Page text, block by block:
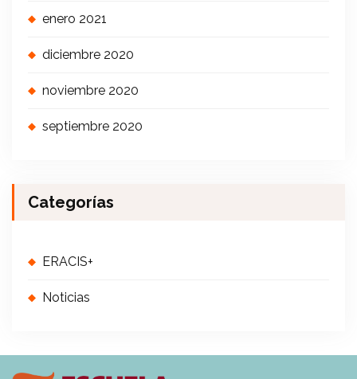
enero 2021
diciembre 2020
noviembre 2020
septiembre 2020
Categorías
ERACIS+
Noticias